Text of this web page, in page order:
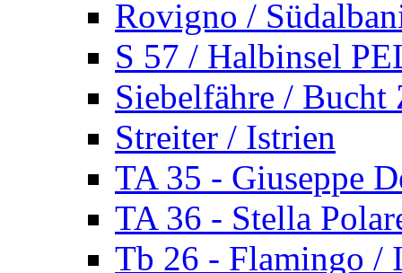
Rovigno /
S 57 / Halbinsel
Siebelfähre / Bucht
Streiter / Istrien
TA 35 - Giuseppe
TA 36 - Stella
Tb 26 - Flamingo /